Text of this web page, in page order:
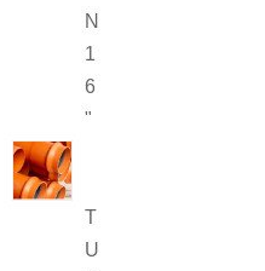
N
1
6
"
T
U